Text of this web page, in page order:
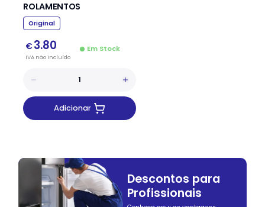
ROLAMENTOS
Original
€ 3.80
IVA nãoincluído
Em Stock
Adicionar
Descontos para
Profissionais